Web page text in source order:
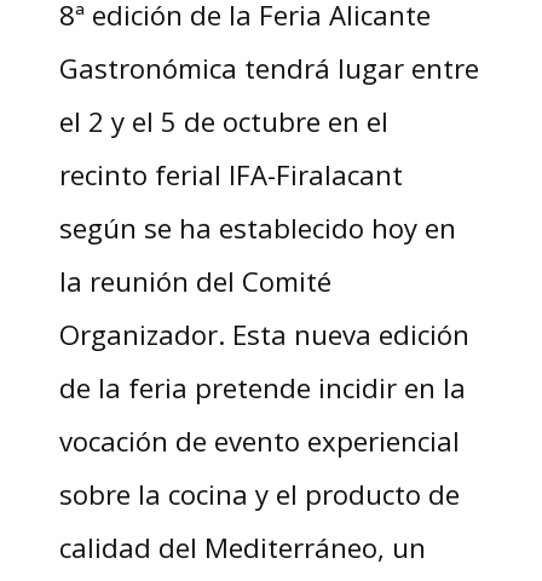
8ª edición de la Feria Alicante
Gastronómica tendrá lugar entre
el 2 y el 5 de octubre en el
recinto ferial IFA-Firalacant
según se ha establecido hoy en
la reunión del Comité
Organizador. Esta nueva edición
de la feria pretende incidir en la
vocación de evento experiencial
sobre la cocina y el producto de
calidad del Mediterráneo, un